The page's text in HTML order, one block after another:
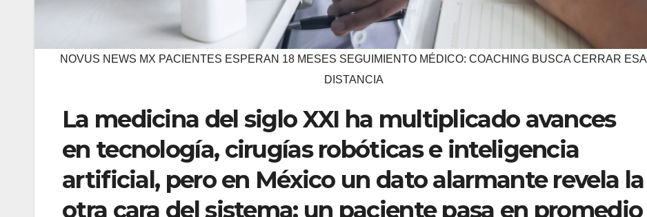
NOVUS NEWS MX PACIENTES ESPERAN 18 MESES SEGUIMIENTO MÉDICO: COACHING BUSCA CERRAR ESA
DISTANCIA
La medicina del siglo XXI ha multiplicado avances
en tecnología, cirugías robóticas e inteligencia
artificial, pero en México un dato alarmante revela la
otra cara del sistema: un paciente pasa en promedio